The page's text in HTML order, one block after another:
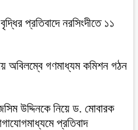
প্রতিবাদে নরসিংদীতে ১১
অবিলম্বে গণমাধ্যম কমিশন গঠন
উদ্দিনকে নিয়ে ড. মোবারক
প্রতিবাদ